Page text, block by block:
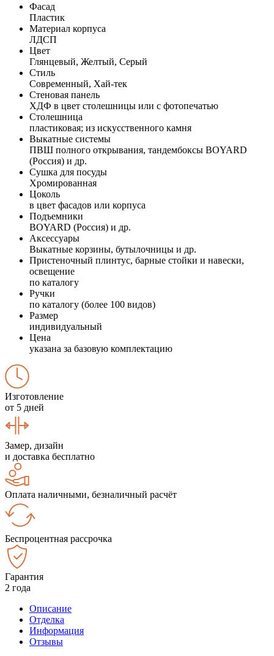
Фасад
Пластик
Материал корпуса
ЛДСП
Цвет
Глянцевый, Желтый, Серый
Стиль
Современный, Хай-тек
Стеновая панель
ХДФ в цвет столешницы или с фотопечатью
Столешница
пластиковая; из искусственного камня
Выкатные системы
ПВШ полного открывания, тандембоксы BOYARD
(Россия) и др.
Сушка для посуды
Хромированная
Цоколь
в цвет фасадов или корпуса
Подъемники
BOYARD (Россия) и др.
Аксессуары
Выкатные корзины, бутылочницы и др.
Пристеночный плинтус, барные стойки и навески,
освещение
по каталогу
Ручки
по каталогу (более 100 видов)
Размер
индивидуальный
Цена
указана за базовую комплектацию
Изготовление
от 5 дней
Замер, дизайн
и доставка бесплатно
Оплата наличными, безналичный расчёт
Беспроцентная рассрочка
Гарантия
2 года
Описание
Отделка
Информация
Отзывы